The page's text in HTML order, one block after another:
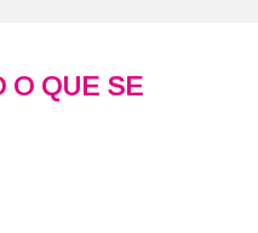
O QUE SE